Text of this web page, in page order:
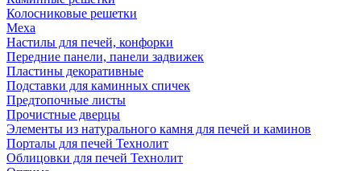
Колосниковые решетки
Меха
Настилы для печей, конфорки
Передние панели, панели задвижек
Пластины декоративные
Подставки для каминных спичек
Предтопочные листы
Прочистные дверцы
Элементы из натурального камня для печей и каминов
Порталы для печей Технолит
Облицовки для печей Технолит